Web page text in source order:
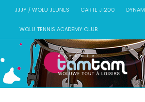
JJJY / WOLU JEUNES CARTE J1200
WOLU TENNIS ACADEMY CLUB